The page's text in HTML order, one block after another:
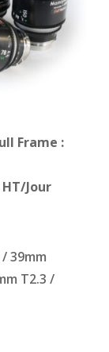
Frame :
HT/Jour
39mm
T2.3 /